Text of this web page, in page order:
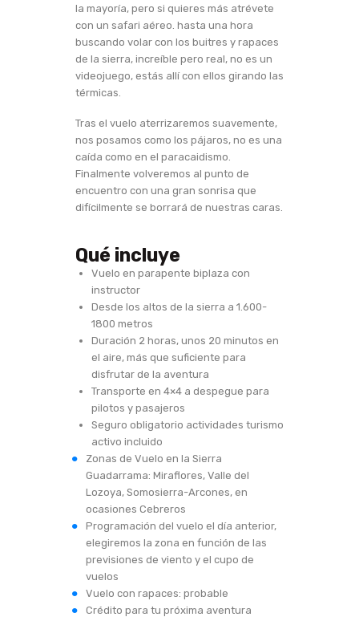
la mayoría, pero si quieres más atrévete
con un safari aéreo. hasta una hora
buscando volar con los buitres y rapaces
de la sierra, increíble pero real, no es un
videojuego, estás allí con ellos girando las
térmicas.
Tras el vuelo aterrizaremos suavemente,
nos posamos como los pájaros, no es una
caída como en el paracaidismo.
Finalmente volveremos al punto de
encuentro con una gran sonrisa que
difícilmente se borrará de nuestras caras.
Qué incluye
Vuelo en parapente biplaza con
instructor
Desde los altos de la sierra a 1.600-
1800 metros
Duración 2 horas, unos 20 minutos en
el aire, más que suficiente para
disfrutar de la aventura
Transporte en 4×4 a despegue para
pilotos y pasajeros
Seguro obligatorio actividades turismo
activo incluido
Zonas de Vuelo en la Sierra
Guadarrama: Miraflores, Valle del
Lozoya, Somosierra-Arcones, en
ocasiones Cebreros
Programación del vuelo el día anterior,
elegiremos la zona en función de las
previsiones de viento y el cupo de
vuelos
Vuelo con rapaces: probable
Crédito para tu próxima aventura